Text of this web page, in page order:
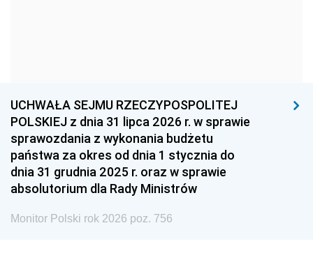
1939 1938 1937
1936 1930
UCHWAŁA SEJMU RZECZYPOSPOLITEJ
POLSKIEJ z dnia 31 lipca 2026 r. w sprawie
sprawozdania z wykonania budżetu
państwa za okres od dnia 1 stycznia do
dnia 31 grudnia 2025 r. oraz w sprawie
absolutorium dla Rady Ministrów
Monitor Polski rok 2026 poz. 756